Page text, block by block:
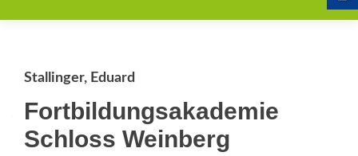
Stallinger, Eduard
Fortbildungsakademie
Schloss Weinberg